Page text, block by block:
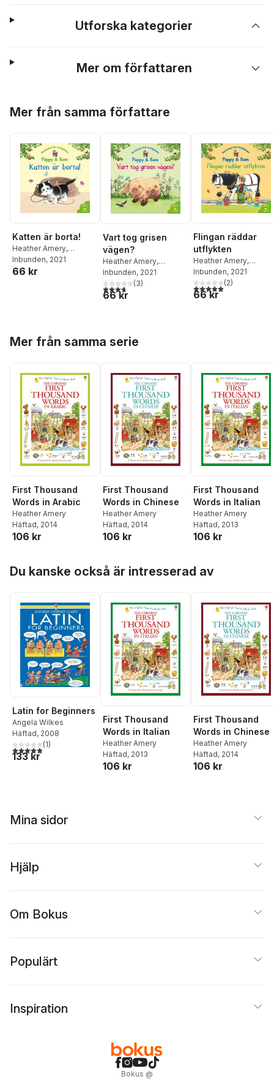
Utforska kategorier
Mer om författaren
Mer från samma författare
Katten är borta!
Heather Amery,
Stephen Cartwright
Inbunden, 2021
66 kr
Vart tog grisen
vägen?
Heather Amery,
Stephen Cartwright
Inbunden, 2021
3,7utav 5 stjärnor. Totalt antal röster:
(3)
66 kr
Flingan räddar
utflykten
Heather Amery,
Stephen Cartwright
Inbunden, 2021
5,0utav 5 stjärnor.
(2)
66 kr
Mer från samma serie
First Thousand
Words in Arabic
Heather Amery
Häftad, 2014
106 kr
First Thousand
Words in Chinese
Heather Amery
Häftad, 2014
106 kr
First Thousand
Words in Italian
Heather Amery
Häftad, 2013
106 kr
Du kanske också är intresserad av
Latin for Beginners
Angela Wilkes
Häftad, 2008
5,0utav 5 stjärnor. Totalt antal röster:
(1)
133 kr
First Thousand
Words in Italian
Heather Amery
Häftad, 2013
106 kr
First Thousand
Words in Chinese
Heather Amery
Häftad, 2014
106 kr
Mina sidor
Hjälp
Om Bokus
Populärt
Inspiration
Bokus @